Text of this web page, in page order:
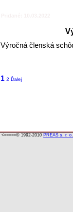
Výročná členská
1 2 Ďalej
<=====© 1992-2010 PREAS s. r. o.